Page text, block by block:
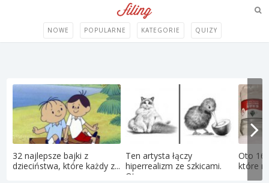
NOWE POPULARNE KATEGORIE QUIZY
32 najlepsze bajki z
dzieciństwa, które każdy z...
Ten artysta łączy
hiperrealizm ze szkicami.
Oto...
Oto 16
które